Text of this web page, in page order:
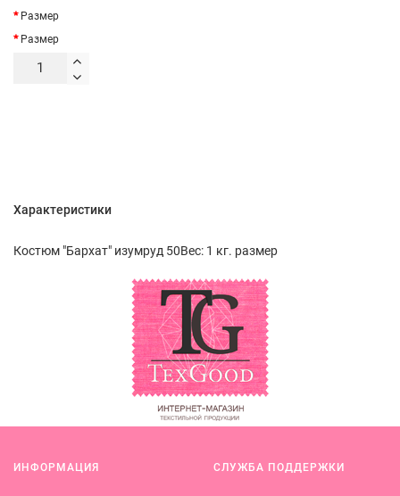
Размер
Размер
Характеристики
Костюм "Бархат" изумруд 50Вес: 1 кг. размер
ИНФОРМАЦИЯ СЛУЖБА ПОДДЕРЖКИ